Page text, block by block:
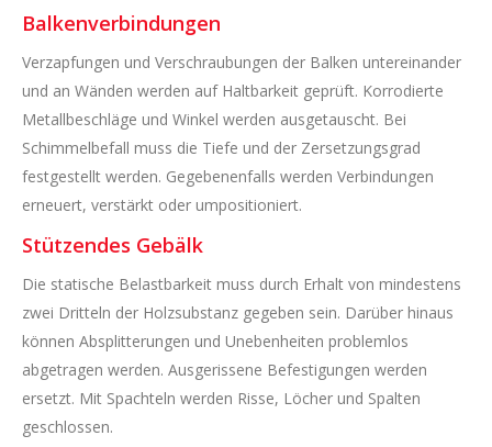
Balkenverbindungen
Verzapfungen und Verschraubungen der Balken untereinander
und an Wänden werden auf Haltbarkeit geprüft. Korrodierte
Metallbeschläge und Winkel werden ausgetauscht. Bei
Schimmelbefall muss die Tiefe und der Zersetzungsgrad
festgestellt werden. Gegebenenfalls werden Verbindungen
erneuert, verstärkt oder umpositioniert.
Stützendes Gebälk
Die statische Belastbarkeit muss durch Erhalt von mindestens
zwei Dritteln der Holzsubstanz gegeben sein. Darüber hinaus
können Absplitterungen und Unebenheiten problemlos
abgetragen werden. Ausgerissene Befestigungen werden
ersetzt. Mit Spachteln werden Risse, Löcher und Spalten
geschlossen.